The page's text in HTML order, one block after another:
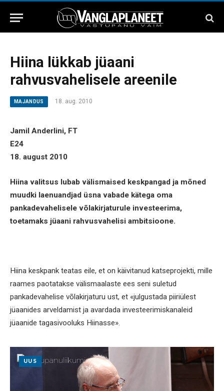
Hiina lükkab jüaani
rahvusvahelisele areenile
MAJANDUS 18. aug. 2010
Jamil Anderlini, FT
E24
18. august 2010
Hiina valitsus lubab välismaised keskpangad ja mõned
muudki laenuandjad üsna vabade kätega oma
pankadevahelisele võlakirjaturule investeerima,
toetamaks jüaani rahvusvahelisi ambitsioone.
Hiina keskpank teatas eile, et on käivitanud katseprojekti, mille
raames paotatakse välismaalaste ees seni suletud
pankadevahelise võlakirjaturu ust, et «julgustada piiriülest
jüaanides arveldamist ja avardada investeerimiskanaleid
jüaanide tagasivooluks Hiinasse».
UUS